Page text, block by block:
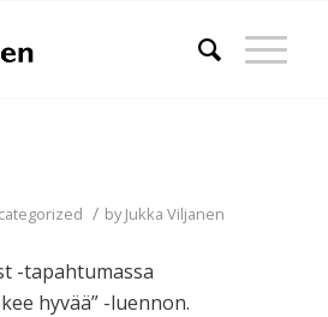
/ byJukka Viljanen
-tapahtumassa
hyvää” -luennon.